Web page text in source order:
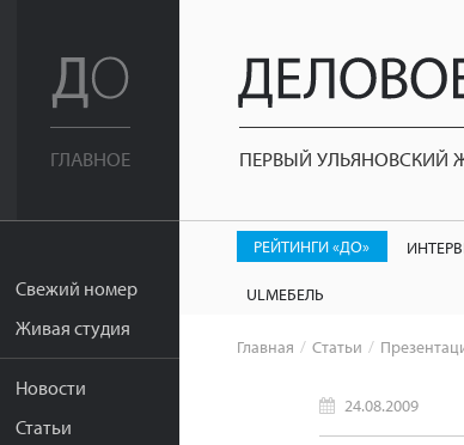
ГЛАВНОЕ
Свежий номер
Живая студия
Новости
Статьи
ПЕРВЫЙ УЛЬЯНОВСКИЙ
РЕЙТИНГИ «ДО»
ULМЕБЕЛЬ
Главная Статьи
24.08.2009